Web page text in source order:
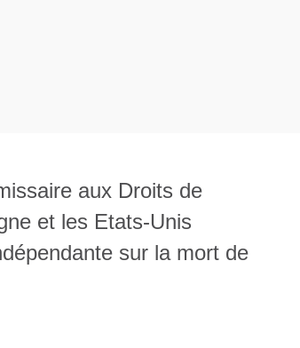
aux Droits de
et les Etats-Unis
sur la mort de